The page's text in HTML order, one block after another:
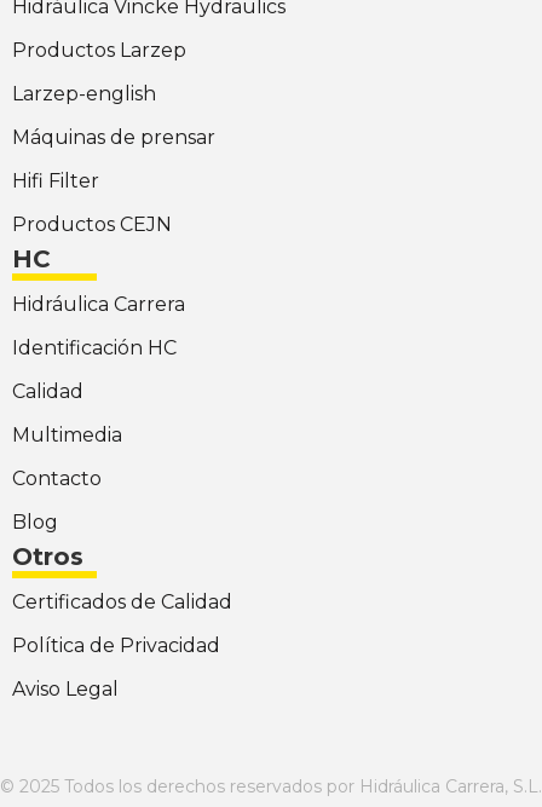
Hidráulica Vincke Hydraulics
Productos Larzep
Larzep-english
Máquinas de prensar
Hifi Filter
Productos CEJN
HC
Hidráulica Carrera
Identificación HC
Calidad
Multimedia
Contacto
Blog
Otros
Certificados de Calidad
Política de Privacidad
Aviso Legal
© 2025 Todos los derechos reservados por Hidráulica Carrera, S.L.